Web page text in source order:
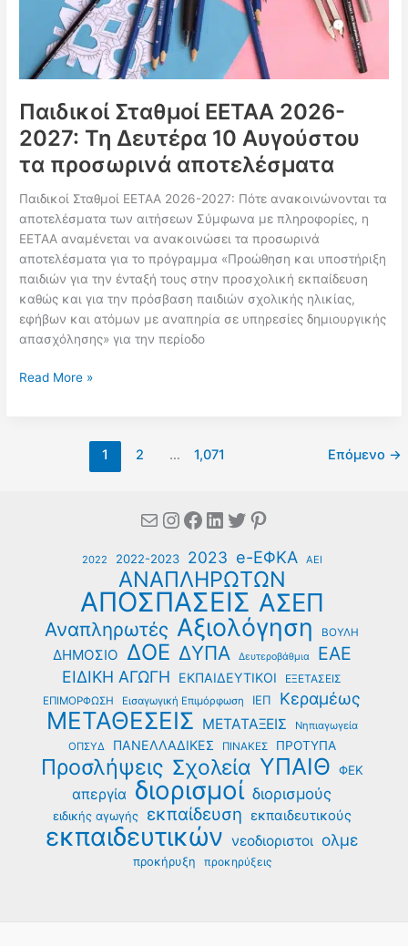
Παιδικοί Σταθμοί ΕΕΤΑΑ 2026-
2027: Τη Δευτέρα 10 Αυγούστου
τα προσωρινά αποτελέσματα
Παιδικοί Σταθμοί ΕΕΤΑΑ 2026-2027: Πότε ανακοινώνονται τα
αποτελέσματα των αιτήσεων Σύμφωνα με πληροφορίες, η
ΕΕΤΑΑ αναμένεται να ανακοινώσει τα προσωρινά
αποτελέσματα για το πρόγραμμα «Προώθηση και υποστήριξη
παιδιών για την ένταξή τους στην προσχολική εκπαίδευση
καθώς και για την πρόσβαση παιδιών σχολικής ηλικίας,
εφήβων και ατόμων με αναπηρία σε υπηρεσίες δημιουργικής
απασχόλησης» για την περίοδο
Παιδικοί
αποτελέσματα
Read More »
1 2 … 1,071 Επόμενο →
MailInstagram
Facebook
Linkedin
Twitter
Pinterest
2022 2022-2023 2023 e-ΕΦΚΑ ΑΕΙ
ΑΝΑΠΛΗΡΩΤΩΝ
ΑΠΟΣΠΑΣΕΙΣ ΑΣΕΠ
Αναπληρωτές Αξιολόγηση ΒΟΥΛΗ
ΔΗΜΟΣΙΟ ΔΟΕ ΔΥΠΑ Δευτεροβάθμια ΕΑΕ
ΕΙΔΙΚΗ ΑΓΩΓΗ ΕΚΠΑΙΔΕΥΤΙΚΟΙ ΕΞΕΤΑΣΕΙΣ
ΕΠΙΜΟΡΦΩΣΗ Εισαγωγική Επιμόρφωση ΙΕΠ Κεραμέως
ΜΕΤΑΘΕΣΕΙΣ ΜΕΤΑΤΑΞΕΙΣ
Νηπιαγωγεία
ΟΠΣΥΔ
ΠΑΝΕΛΛΑΔΙΚΕΣ ΠΙΝΑΚΕΣ ΠΡΟΤΥΠΑ
Προσλήψεις Σχολεία ΥΠΑΙΘ ΦΕΚ
απεργία διορισμοί διορισμούς
ειδικής αγωγής εκπαίδευση εκπαιδευτικούς
εκπαιδευτικών νεοδιοριστοι ολμε
προκήρυξη προκηρύξεις